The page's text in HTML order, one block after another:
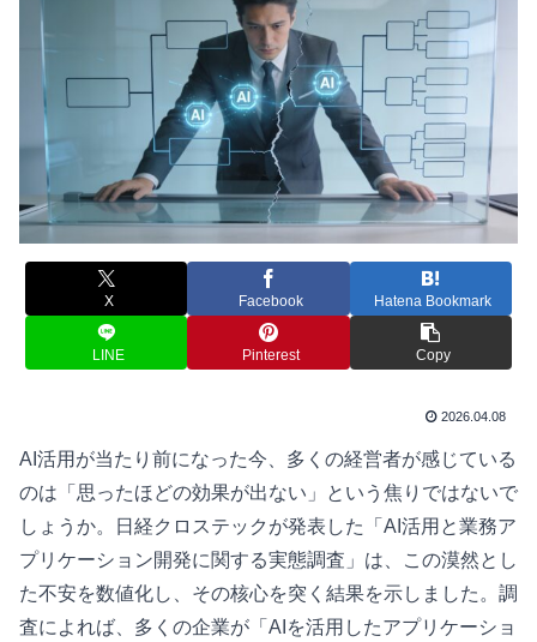
X Facebook Hatena Bookmark
LINE Pinterest Copy
2026.04.08
AI活用が当たり前になった今、多くの経営者が感じている
のは「思ったほどの効果が出ない」という焦りではないで
しょうか。日経クロステックが発表した「AI活用と業務ア
プリケーション開発に関する実態調査」は、この漠然とし
た不安を数値化し、その核心を突く結果を示しました。調
査によれば、多くの企業が「AIを活用したアプリケーショ